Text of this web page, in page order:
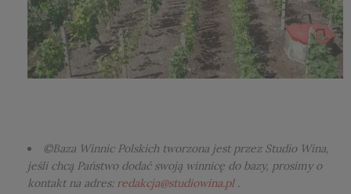
©Baza Winnic Polskich tworzona jest przez Studio Wina,
jeśli chcą Państwo dodać swoją winnicę do bazy, prosimy o
kontakt na adres: redakcja@studiowina.pl.